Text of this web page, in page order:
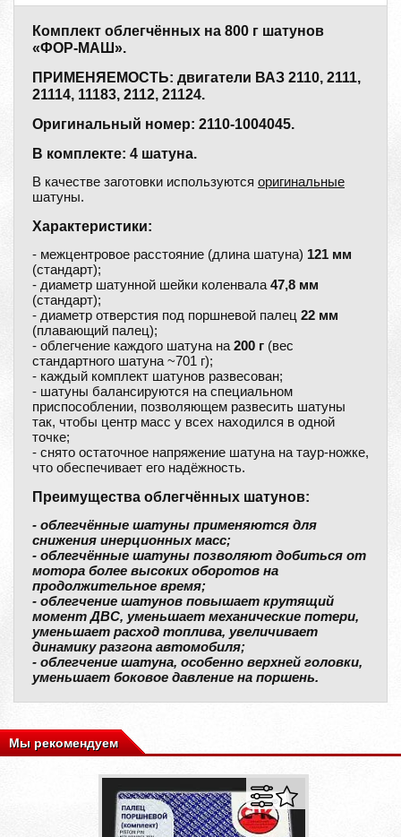
Комплект облегчённых на 800 г шатунов
«ФОР-МАШ».
ПРИМЕНЯЕМОСТЬ: двигатели ВАЗ 2110, 2111,
21114, 11183, 2112, 21124.
Оригинальный номер: 2110-1004045.
В комплекте: 4 шатуна.
В качестве заготовки используются оригинальные
шатуны.
Характеристики:
- межцентровое расстояние (длина шатуна) 121 мм
(стандарт);
- диаметр шатунной шейки коленвала 47,8 мм
(стандарт);
- диаметр отверстия под поршневой палец 22 мм
(плавающий палец);
- облегчение каждого шатуна на 200 г (вес
стандартного шатуна ~701 г);
- каждый комплект шатунов развесован;
- шатуны балансируются на специальном
приспособлении, позволяющем развесить шатуны
так, чтобы центр масс у всех находился в одной
точке;
- снято остаточное напряжение шатуна на таур-ножке,
что обеспечивает его надёжность.
Преимущества облегчённых шатунов:
- облегчённые шатуны применяются для
снижения инерционных масс;
- облегчённые шатуны позволяют добиться от
мотора более высоких оборотов на
продолжительное время;
- облегчение шатунов повышает крутящий
момент ДВС, уменьшает механические потери,
уменьшает расход топлива, увеличивает
динамику разгона автомобиля;
- облегчение шатуна, особенно верхней головки,
уменьшает боковое давление на поршень.
Мы рекомендуем